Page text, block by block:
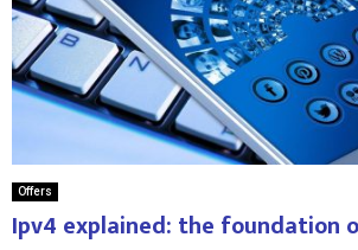
Offers
Ipv4 explained: the